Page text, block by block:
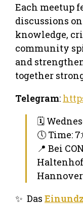
Each meetup
discussions
knowledge,
community
and
together
Telegram:
🗓
🕔 Time:
📍 Bei
Hannover
✨ Das